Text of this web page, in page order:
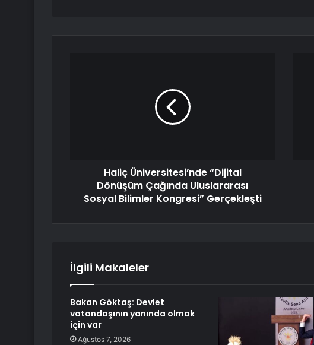
Haliç Üniversitesi’nde “Dijital
Dönüşüm Çağında Uluslararası
Sosyal Bilimler Kongresi” Gerçekleşti
İlgili Makaleler
Bakan Göktaş: Devlet
vatandaşının yanında olmak
için var
Ağustos 7, 2026